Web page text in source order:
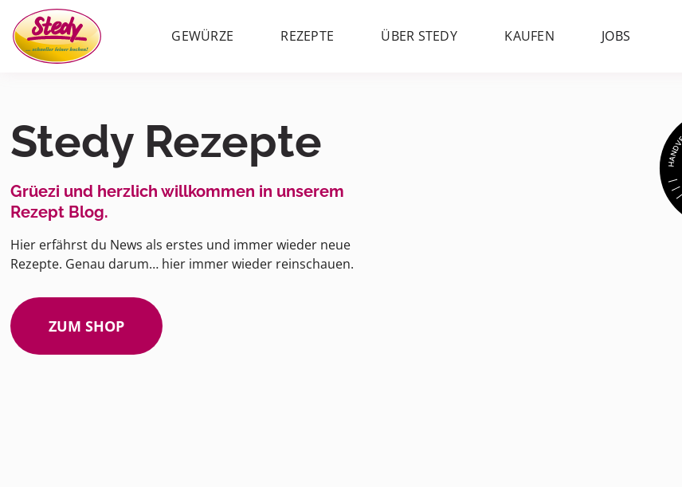
GEWÜRZE REZEPTE ÜBER STEDY KAUFEN JOBS
Stedy Rezepte
Grüezi und herzlich willkommen in unserem
Rezept Blog.
Hier erfährst du News als erstes und immer wieder neue
Rezepte. Genau darum… hier immer wieder reinschauen.
ZUM SHOP